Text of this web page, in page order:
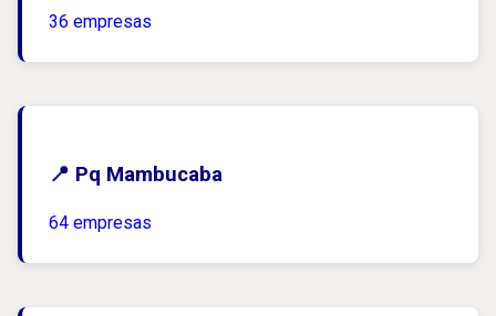
36 empresas
📍 Pq Mambucaba
64 empresas